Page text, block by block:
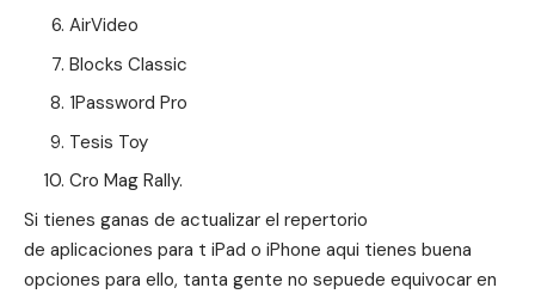
AirVideo
Blocks Classic
1Password Pro
Tesis Toy
Cro Mag Rally.
Si tienes ganas de actualizar el repertorio
de aplicaciones para t iPad o iPhone aqui tienes buena
opciones para ello, tanta gente no sepuede equivocar en